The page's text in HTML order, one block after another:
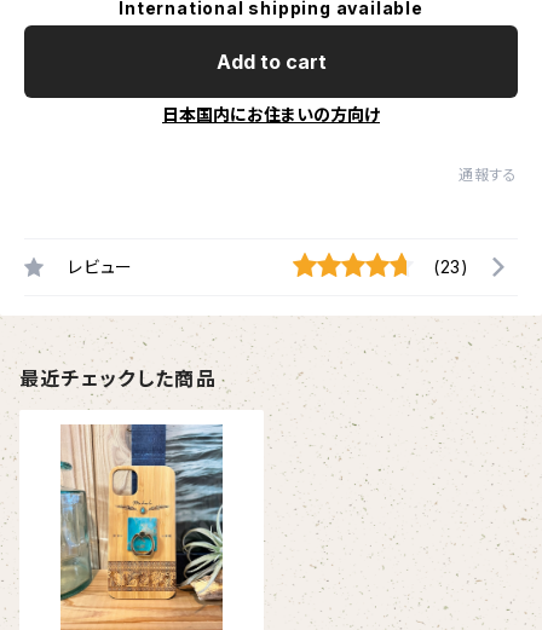
International shipping available
Add to cart
日本国内にお住まいの方向け
通報する
レビュー (23)
最近チェックした商品